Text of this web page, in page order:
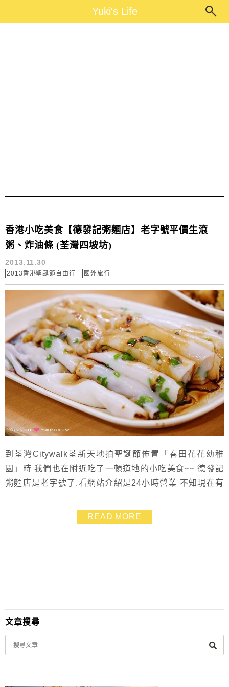
Yuki's LifeYuki's Life
香港小吃美食【德發記粥麵店】老字號平價生滾
粥、炸油條 (荃灣四坡坊)
2013.11.30
2013香港聖誕節自由行 國外旅行
到荃灣Citywalk荃新天地拍聖誕節佈置「春田花花幼稚
園」時 我們也在附近吃了一頓道地的小吃美食~~ 德發記
粥麵店是老字號了.看網站介紹是24小時營業 不知現在有
READ MORE
文章搜尋